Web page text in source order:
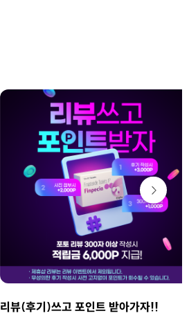
포인트 받아가자!!
이벤트